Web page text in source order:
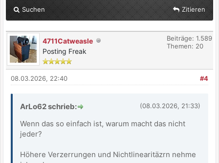
Suchen Zitieren
4711Catweasle
Posting Freak
Beiträge: 1.589
Themen: 20
#4
08.03.2026, 22:40
(08.03.2026, 21:33)
ArLo62 schrieb:
Wenn das so einfach ist, warum macht das nicht
jeder?
Höhere Verzerrungen und Nichtlinearitäzrn nehme